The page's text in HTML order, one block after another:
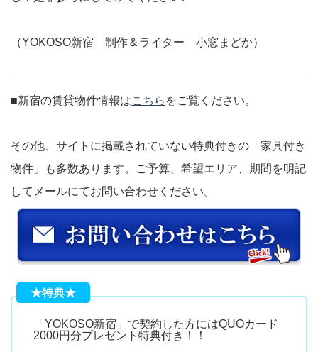
（YOKOSO新宿 制作＆ライター 小窓まどか）
■新宿の賃貸物件情報はこちら をご覧ください。
その他、サイトに掲載されていない特典付きの「家具付き
物件」も多数あります。ご予算、希望エリア、期間を明記
してメールにてお問い合わせください。
★特典★
「YOKOSO新宿」で契約した方にはQUOカード
2000円分プレゼント特典付き！！